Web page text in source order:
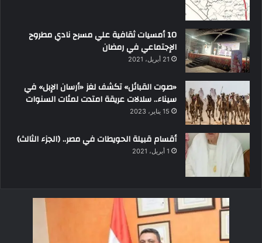
10 أمسيات ثقافية علي مسرح نادي مطروح
الإجتماعي في رمضان
21 أبريل، 2021
«صوت القبائل» تكشف لغز «أرسان الإبل» في
سيناء.. سلالات عريقة امتدت لمئات السنوات
15 يناير، 2023
أقسام قبيلة الحويطات في مصر.. (الجزء الثالث)
1 أبريل، 2021